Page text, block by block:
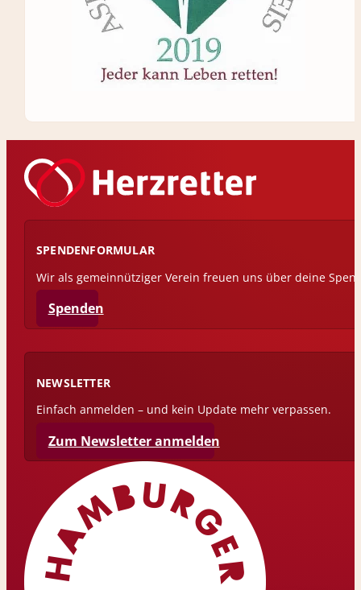
NEWSLETTER
Einfach anmelden – und kein Update mehr verpassen.
Zum Newsletter anmelden
SPENDENFORMULAR
Wir als gemeinnütziger Verein freuen uns über deine
Spenden